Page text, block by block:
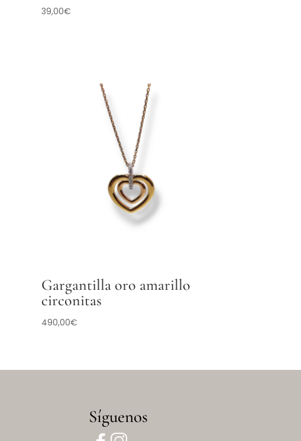
39,00€
Gargantilla oro amarillo
circonitas
490,00€
Síguenos